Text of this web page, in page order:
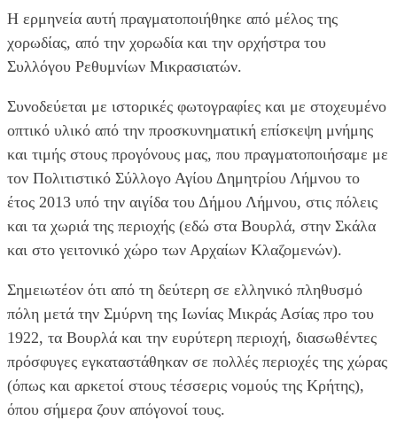
Η ερμηνεία αυτή πραγματοποιήθηκε από μέλος της
χορωδίας, από την χορωδία και την ορχήστρα του
Συλλόγου Ρεθυμνίων Μικρασιατών.
Συνοδεύεται με ιστορικές φωτογραφίες και με στοχευμένο
οπτικό υλικό από την προσκυνηματική επίσκεψη μνήμης
και τιμής στους προγόνους μας, που πραγματοποιήσαμε με
τον Πολιτιστικό Σύλλογο Αγίου Δημητρίου Λήμνου το
έτος 2013 υπό την αιγίδα του Δήμου Λήμνου, στις πόλεις
και τα χωριά της περιοχής (εδώ στα Βουρλά, στην Σκάλα
και στο γειτονικό χώρο των Αρχαίων Κλαζομενών).
Σημειωτέον ότι από τη δεύτερη σε ελληνικό πληθυσμό
πόλη μετά την Σμύρνη της Ιωνίας Μικράς Ασίας προ του
1922, τα Βουρλά και την ευρύτερη περιοχή, διασωθέντες
πρόσφυγες εγκαταστάθηκαν σε πολλές περιοχές της χώρας
(όπως και αρκετοί στους τέσσερις νομούς της Κρήτης),
όπου σήμερα ζουν απόγονοί τους.